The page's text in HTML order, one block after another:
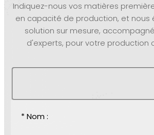
Indiquez-nous vos matières
en capacité de production, et nous
solution sur mesure,
d'experts, pour votre production
* Nom :